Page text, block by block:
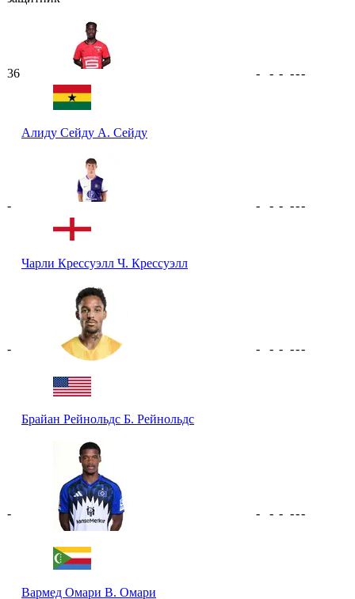
36
Алиду Сейду А. Сейду
- - - ---
-
Чарли Крессуэлл Ч. Крессуэлл
- - - ---
-
Брайан Рейнольдс Б. Рейнольдс
- - - ---
-
Вармед Омари В. Омари
- - - ---